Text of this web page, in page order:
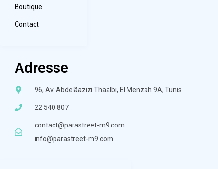
Boutique
Contact
Adresse
96, Av. Abdelãazizi Thäalbi, El Menzah 9A, Tunis
22 540 807
contact@parastreet-m9.com
info@parastreet-m9.com